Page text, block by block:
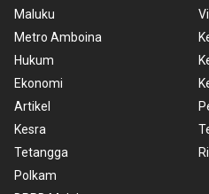
Maluku
Metro Amboina
Hukum
Ekonomi
Artikel
Kesra
Tetangga
Polkam